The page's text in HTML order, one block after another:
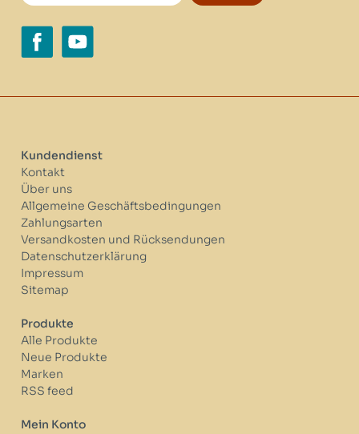
Kundendienst
Kontakt
Über uns
Allgemeine Geschäftsbedingungen
Zahlungsarten
Versandkosten und Rücksendungen
Datenschutzerklärung
Impressum
Sitemap
Produkte
Alle Produkte
Neue Produkte
Marken
RSS feed
Mein Konto